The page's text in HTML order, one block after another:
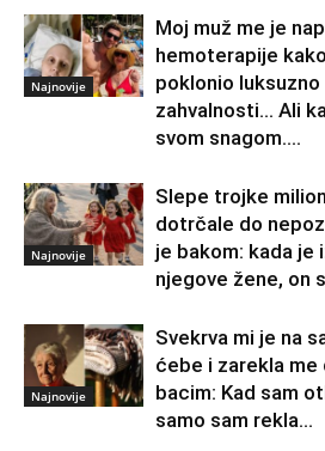
Najnovije
Moj muž me je
hemoterapije
poklonio luksuzno
zahvalnosti… Ali
svom snagom....
Najnovije
Slepe trojke
dotrčale do
je bakom: kada je
njegove žene, on
Najnovije
Svekrva mi je na
ćebe i zarekla me
bacim: Kad sam
samo sam rekla...